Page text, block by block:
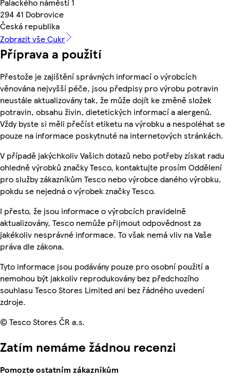
294 41 Dobrovice
Česká republika
Zobrazit vše Cukr
Příprava a použití
Přestože je zajištění správných informací o výrobcích
věnována nejvyšší péče, jsou předpisy pro výrobu potravin
neustále aktualizovány tak, že může dojít ke změně složek
potravin, obsahu živin, dietetických informací a alergenů.
Vždy byste si měli přečíst etiketu na výrobku a nespoléhat se
pouze na informace poskytnuté na internetových stránkách.
V případě jakýchkoliv Vašich dotazů nebo potřeby získat radu
ohledně výrobků značky Tesco, kontaktujte prosím Oddělení
pro služby zákazníkům Tesco nebo výrobce daného výrobku,
pokdu se nejedná o výrobek značky Tesco.
I přesto, že jsou informace o výrobcích pravidelně
aktualizovány, Tesco nemůže přijmout odpovědnost za
jakékoliv nesprávné informace. To však nemá vliv na Vaše
práva dle zákona.
Tyto informace jsou podávány pouze pro osobní použití a
nemohou být jakkoliv reprodukovány bez předchozího
souhlasu Tesco Stores Limited ani bez řádného uvedení
zdroje.
© Tesco Stores ČR a.s.
Zatím nemáme žádnou recenzi
Pomozte ostatním zákazníkům